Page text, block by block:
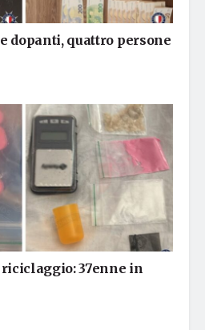
dopanti, quattro persone
37enne in